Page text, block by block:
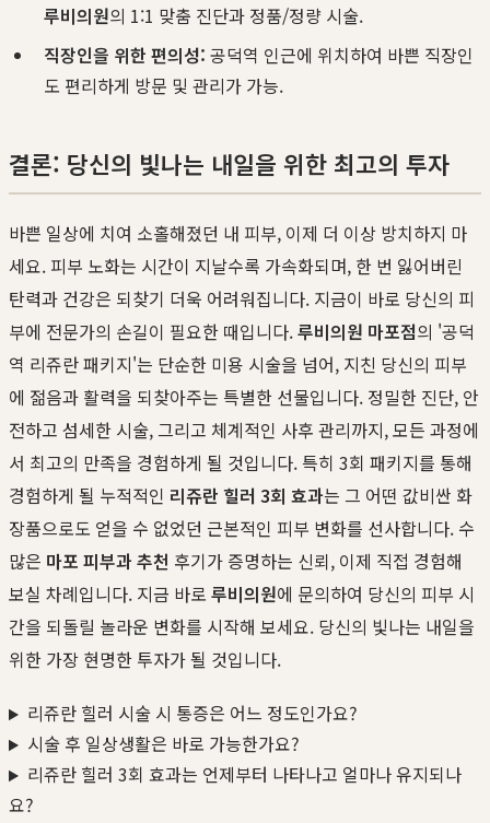
루비의원의 1:1 맞춤 진단과 정품/정량 시술.
직장인을 위한 편의성: 공덕역 인근에 위치하여 바쁜 직장인
도 편리하게 방문 및 관리가 가능.
결론: 당신의 빛나는 내일을 위한 최고의 투자
바쁜 일상에 치여 소홀해졌던 내 피부, 이제 더 이상 방치하지 마
세요. 피부 노화는 시간이 지날수록 가속화되며, 한 번 잃어버린
탄력과 건강은 되찾기 더욱 어려워집니다. 지금이 바로 당신의 피
부에 전문가의 손길이 필요한 때입니다.루비의원 마포점의 '공덕
역 리쥬란 패키지'는 단순한 미용 시술을 넘어, 지친 당신의 피부
에 젊음과 활력을 되찾아주는 특별한 선물입니다. 정밀한 진단, 안
전하고 섬세한 시술, 그리고 체계적인 사후 관리까지, 모든 과정에
서 최고의 만족을 경험하게 될 것입니다. 특히 3회 패키지를 통해
경험하게 될 누적적인 리쥬란 힐러 3회 효과는 그 어떤 값비싼 화
장품으로도 얻을 수 없었던 근본적인 피부 변화를 선사합니다. 수
많은 마포 피부과 추천 후기가 증명하는 신뢰, 이제 직접 경험해
보실 차례입니다. 지금 바로 루비의원에 문의하여 당신의 피부 시
간을 되돌릴 놀라운 변화를 시작해 보세요. 당신의 빛나는 내일을
위한 가장 현명한 투자가 될 것입니다.
리쥬란 힐러 시술 시 통증은 어느 정도인가요?
시술 후 일상생활은 바로 가능한가요?
리쥬란 힐러 3회 효과는 언제부터 나타나고 얼마나 유지되나
요?